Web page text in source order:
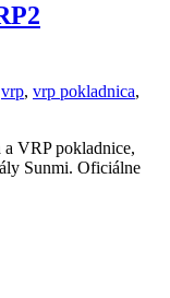
vrp, vrp pokladnica,
a VRP pokladnice,
Sunmi. Oficiálne